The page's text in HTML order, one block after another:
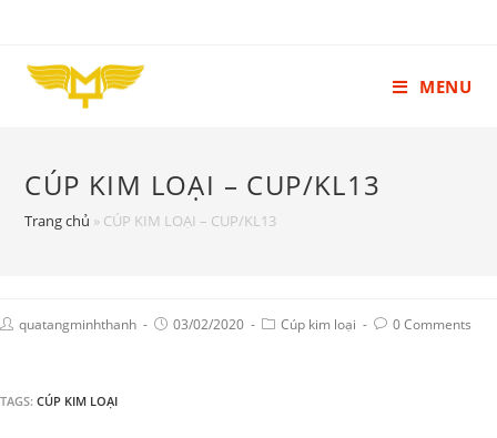
MENU
CÚP KIM LOẠI – CUP/KL13
Trang chủ » CÚP KIM LOẠI – CUP/KL13
quatangminhthanh 03/02/2020 Cúp kim loại 0 Comments
TAGS: CÚP KIM LOẠI